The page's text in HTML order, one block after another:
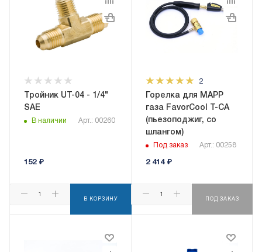
Тройник UT-04 - 1/4"
SAE
В наличии Арт.: 00260
152₽
В КОРЗИНУ
2
Горелка для MAPP
газа FavorCool T-CA
(пьезоподжиг, со
шлангом)
Под заказ Арт.: 00258
2 414₽
ПОД ЗАКАЗ